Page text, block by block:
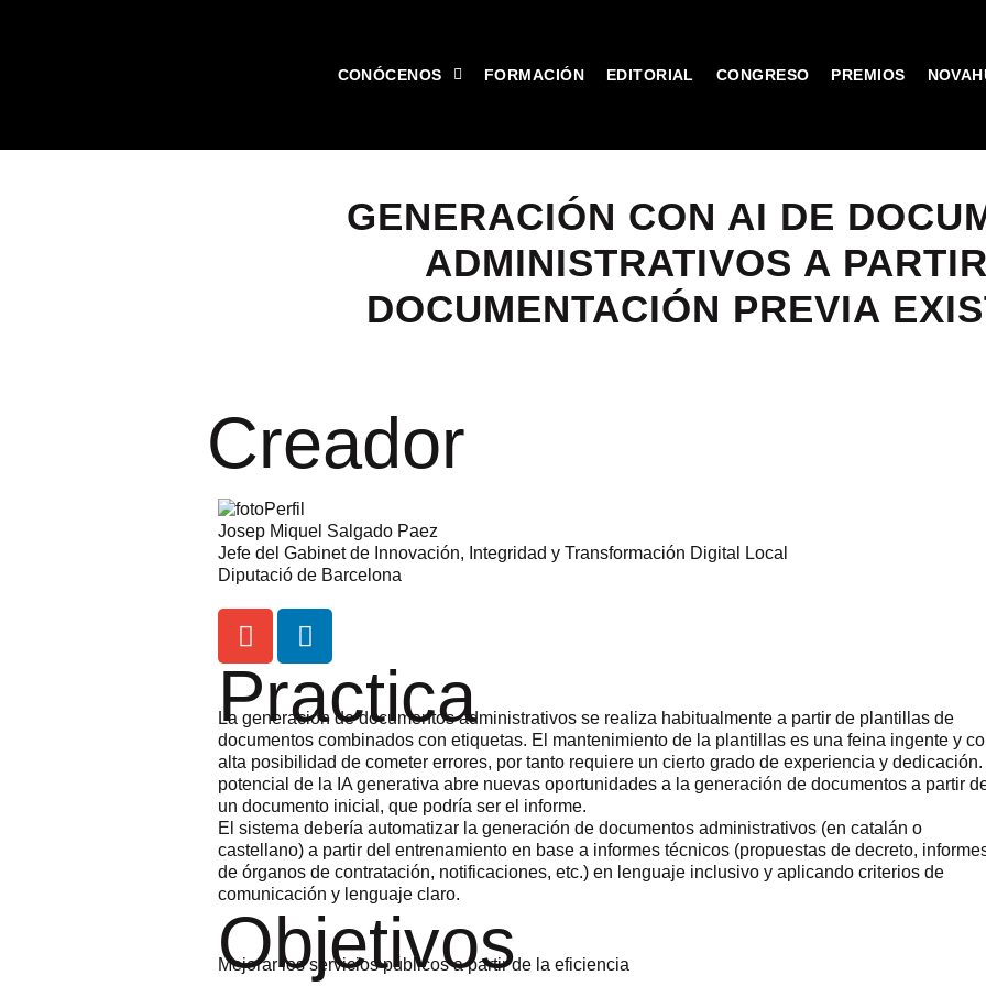
CONÓCENOS FORMACIÓN EDITORIAL CONGRESO PREMIOS
GENERACIÓN CON AI DE
ADMINISTRATIVOS A
DOCUMENTACIÓN PREVIA
Creador
Josep Miquel Salgado Paez
Jefe del Gabinet de Innovación, Integridad y Transformación Digital Local
Diputació de Barcelona
Practica
La generación de documentos administrativos se realiza habitualmente a partir de plantillas de
documentos combinados con etiquetas. El mantenimiento de la plantillas es una feina ingente y
alta posibilidad de cometer errores, por tanto requiere un cierto grado de experiencia y dedicación.
potencial de la IA generativa abre nuevas oportunidades a la generación de documentos a partir
un documento inicial, que podría ser el informe.
El sistema debería automatizar la generación de documentos administrativos (en catalán o
castellano) a partir del entrenamiento en base a informes técnicos (propuestas de decreto,
de órganos de contratación, notificaciones, etc.) en lenguaje inclusivo y aplicando criterios de
comunicación y lenguaje claro.
Objetivos
Mejorar los servicios públicos a partir de la eficiencia